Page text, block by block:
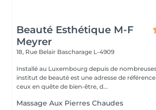
Beauté Esthétique M-F
Meyrer
18, Rue Belair Bascharage L-4909
Installé au Luxembourg depuis de
institut de beauté est une adresse de
ceux en quête de bien-être, d...
Massage Aux Pierres Chaudes